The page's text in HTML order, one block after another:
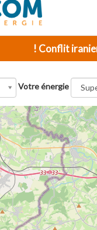
! Conflit
Votre énergie